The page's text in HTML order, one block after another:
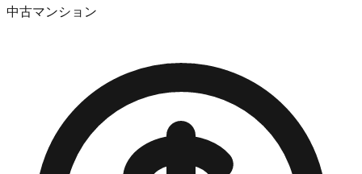
中古マンション